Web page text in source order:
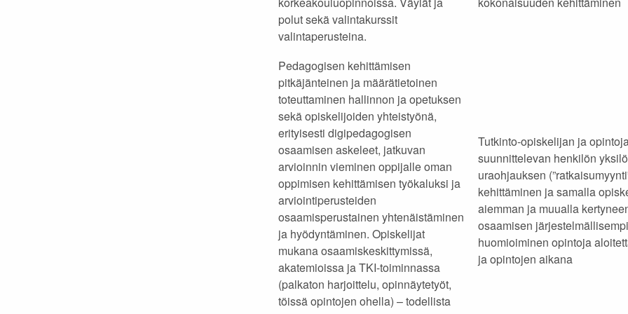
polut sekä valintakurssit
valintaperusteina.
Pedagogisen kehittämisen
pitkäjänteinen ja määrätietoinen
toteuttaminen hallinnon ja opetuksen
sekä opiskelijoiden yhteistyönä,
erityisesti digipedagogisen
osaamisen askeleet, jatkuvan
arvioinnin vieminen oppijalle oman
oppimisen kehittämisen työkaluksi ja
arviointiperusteiden
osaamisperustainen yhtenäistäminen
ja hyödyntäminen. Opiskelijat
mukana osaamiskeskittymissä,
akatemioissa ja TKI-toiminnassa
(palkaton harjoittelu, opinnäytetyöt,
töissä opintojen ohella) – todellista
Tutkinto-opiskelijan ja
suunnittelevan henkilön
uraohjauksen
kehittäminen ja samalla
aiemman ja muualla
osaamisen järjestelmällisempi
huomioiminen opintoja
ja opintojen aikana